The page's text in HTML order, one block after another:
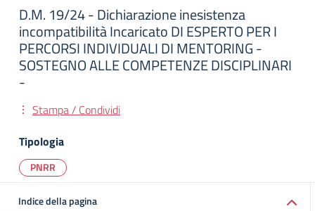
D.M. 19/24 - Dichiarazione inesistenza
incompatibilità Incaricato DI ESPERTO PER I
PERCORSI INDIVIDUALI DI MENTORING -
SOSTEGNO ALLE COMPETENZE DISCIPLINARI
-
Stampa / Condividi
Tipologia
PNRR
Indice della pagina